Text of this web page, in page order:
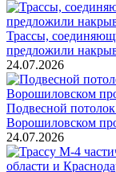
Трассы,
предложили
24.07.2026
Подвесной
Ворошиловском
24.07.2026